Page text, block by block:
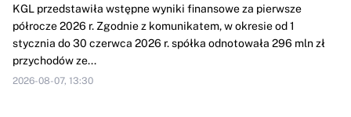
KGL przedstawiła wstępne wyniki finansowe za pierwsze
półrocze 2026 r. Zgodnie z komunikatem, w okresie od 1
stycznia do 30 czerwca 2026 r. spółka odnotowała 296 mln zł
przychodów ze...
2026-08-07, 13:30